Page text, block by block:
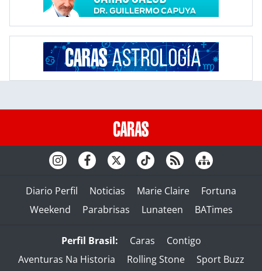
Diario Perfil Noticias Marie Claire
Fortuna
Weekend
Parabrisas Lunateen BATimes
Perfil Brasil: Caras
Contigo
Aventuras Na Historia
Rolling Stone Sport Buzz